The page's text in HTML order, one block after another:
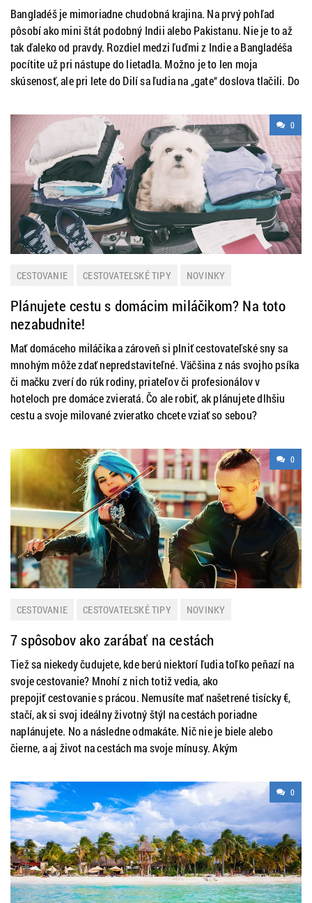
Bangladéš je mimoriadne chudobná krajina. Na prvý pohľad
pôsobí ako mini štát podobný Indii alebo Pakistanu. Nie je to až
tak ďaleko od pravdy. Rozdiel medzi ľuďmi z Indie a Bangladéša
pocítite už pri nástupe do lietadla. Možno je to len moja
skúsenosť, ale pri lete do Dilí sa ľudia na „gate“ doslova tlačili. Do
0
CESTOVANIE CESTOVATEĽSKÉ TIPY
NOVINKY
PRAKTICKÉ INFORMÁCIE
Plánujete cestu s domácim miláčikom? Na toto
nezabudnite!
Mať domáceho miláčika a zároveň si plniť cestovateľské sny sa
mnohým môže zdať nepredstaviteľné. Väčšina z nás svojho psíka
či mačku zverí do rúk rodiny, priateľov či profesionálov v
hoteloch pre domáce zvieratá. Čo ale robiť, ak plánujete dlhšiu
cestu a svoje milované zvieratko chcete vziať so sebou?
0
CESTOVANIE CESTOVATEĽSKÉ TIPY NOVINKY
7 spôsobov ako zarábať na cestách
Tiež sa niekedy čudujete, kde berú niektorí ľudia toľko peňazí na
svoje cestovanie? Mnohí z nich totiž vedia, ako
prepojiť cestovanie s prácou. Nemusíte mať našetrené tisícky €,
stačí, ak si svoj ideálny životný štýl na cestách poriadne
naplánujete. No a následne odmakáte. Nič nie je biele alebo
čierne, a aj život na cestách ma svoje mínusy. Akým
0